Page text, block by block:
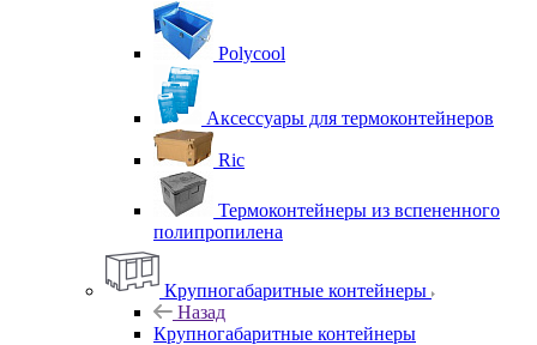
Polycool
Аксессуары для термоконтейнеров
Ric
Термоконтейнеры из вспененного
полипропилена
Крупногабаритные контейнеры
Назад
Крупногабаритные контейнеры